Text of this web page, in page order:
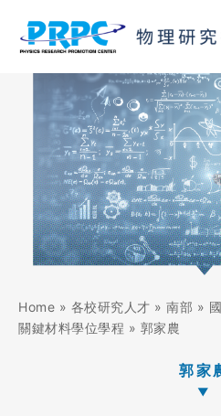
Home » 各校研究人才 » 南部 »
關鍵材料學位學程 » 郭家農
郭家